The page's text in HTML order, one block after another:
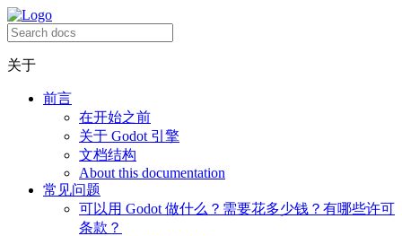
关于
前言
在开始之前
关于 Godot 引擎
文档结构
About this documentation
常见问题
可以用 Godot 做什么？需要花多少钱？有哪些许可
条款？